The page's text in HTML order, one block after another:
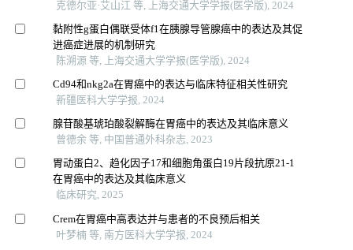
克德尔亚·艾山江 等, 上海交通大学学报(医学版), 2024
黏附性g蛋白偶联受体f1在胰腺导管腺癌中的表达及其促
进癌症进展的机制研究
陈溯源 等, 上海交通大学学报(医学版), 2024
Cd94和nkg2a在胃癌中的表达与临床特征相关性研究
新疆医科大学学报, 2024
腺苷酸基琥珀酸裂解酶在胃癌中的表达及其临床意义
曾德余 等, 中国普通外科杂志, 2023
胃动蛋白2、趋化因子17和细胞角蛋白19片段抗原21-1
在胃癌中的表达及其临床意义
临床研究, 2025
Crem在胃癌中高表达并与患者的不良预后相关
叶梦楠 等, 南方医科大学学报, 2024